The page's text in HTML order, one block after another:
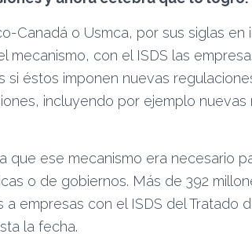
Canadá o Usmca, por sus siglas en
mecanismo, con el ISDS las
si éstos imponen nuevas
incluyendo por ejemplo nuevas
que ese mecanismo era necesario
o de gobiernos. Más de 392
empresas con el ISDS del Tratado
la fecha.